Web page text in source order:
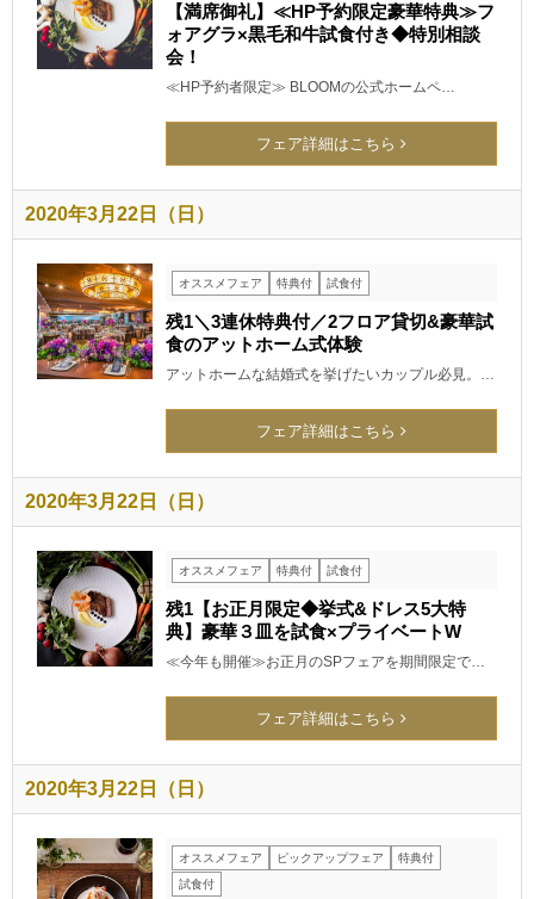
【満席御礼】≪HP予約限定豪華特典≫フ
ォアグラ×黒毛和牛試食付き◆特別相談
会！
≪HP予約者限定≫ BLOOMの公式ホームペ…
フェア詳細はこちら
2020年3月22日（日）
オススメフェア 特典付 試食付
残1＼3連休特典付／2フロア貸切&豪華試
食のアットホーム式体験
アットホームな結婚式を挙げたいカップル必見。…
フェア詳細はこちら
2020年3月22日（日）
オススメフェア 特典付 試食付
残1【お正月限定◆挙式&ドレス5大特
典】豪華３皿を試食×プライベートW
≪今年も開催≫お正月のSPフェアを期間限定で…
フェア詳細はこちら
2020年3月22日（日）
オススメフェア ピックアップフェア
特典付
試食付